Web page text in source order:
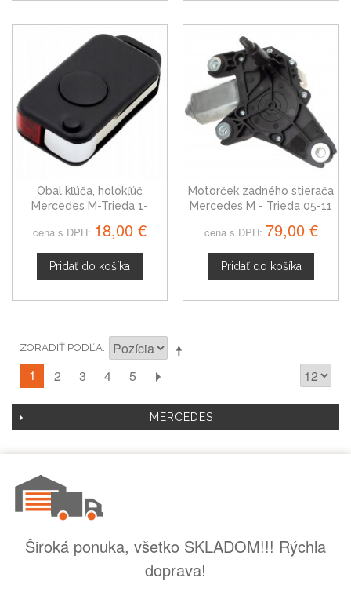
Obal kľúča, holokľúč
Mercedes M-Trieda 1-
cena s DPH: 18,00 €
Pridať do košíka
Motorček zadného stierača
Mercedes M - Trieda 05-11
cena s DPH: 79,00 €
Pridať do košíka
ZORADIŤ PODĽA
1 2 3 4 5
MERCEDES
Široká ponuka, všetko SKLADOM!!! Rýchla
doprava!